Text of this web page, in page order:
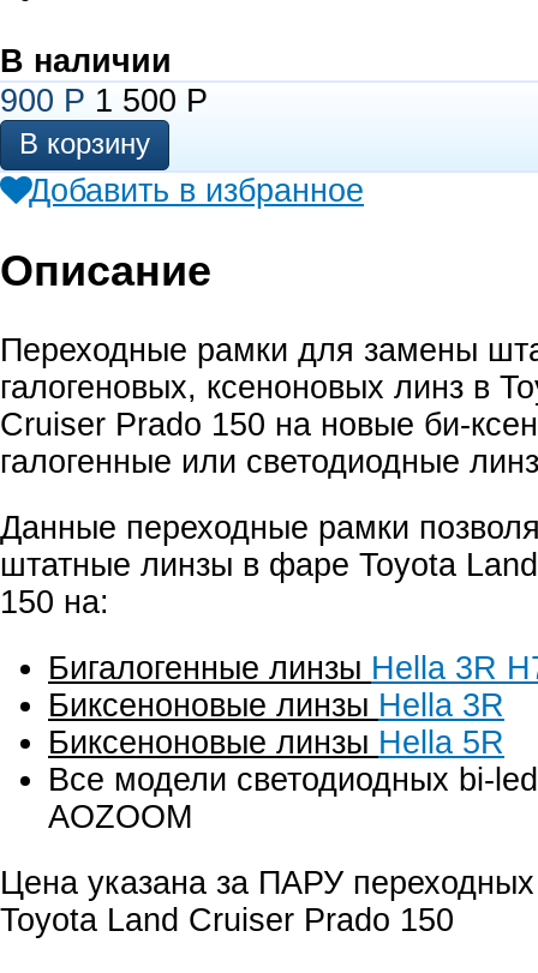
В наличии
900 Р 1 500 Р
Добавить в избранное
Описание
Переходные рамки для замены
галогеновых, ксеноновых линз в
Cruiser Prado 150 на новые би-
галогенные или светодиодные
Данные переходные рамки
штатные линзы в фаре Toyota
150 на:
Бигалогенные линзы Hella 3R
Биксеноновые линзы Hella 3R
Биксеноновые линзы Hella 5R
Все модели светодиодных bi-
AOZOOM
Цена указана за ПАРУ
Toyota Land Cruiser Prado 150